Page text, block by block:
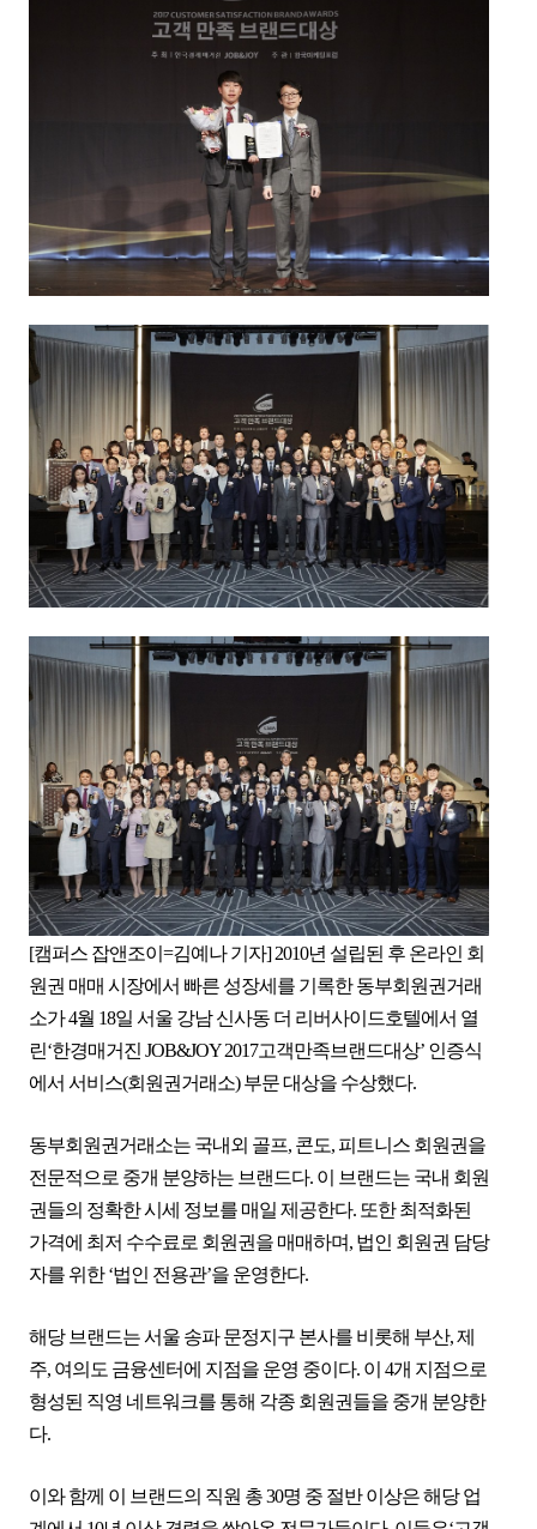
[캠퍼스 잡앤조이=김예나 기자] 2010년 설립된 후 온라인 회
원권 매매 시장에서 빠른 성장세를 기록한 동부회원권거래
소가 4월 18일 서울 강남 신사동 더 리버사이드호텔에서 열
린‘한경매거진 JOB&JOY 2017고객만족브랜드대상’ 인증식
에서 서비스(회원권거래소) 부문 대상을 수상했다.
동부회원권거래소는 국내외 골프, 콘도, 피트니스 회원권을
전문적으로 중개 분양하는 브랜드다. 이 브랜드는 국내 회원
권들의 정확한 시세 정보를 매일 제공한다. 또한 최적화된
가격에 최저 수수료로 회원권을 매매하며, 법인 회원권 담당
자를 위한 ‘법인 전용관’을 운영한다.
해당 브랜드는 서울 송파 문정지구 본사를 비롯해 부산, 제
주, 여의도 금융센터에 지점을 운영 중이다. 이 4개 지점으로
형성된 직영 네트워크를 통해 각종 회원권들을 중개 분양한
다.
이와 함께 이 브랜드의 직원 총 30명 중 절반 이상은 해당 업